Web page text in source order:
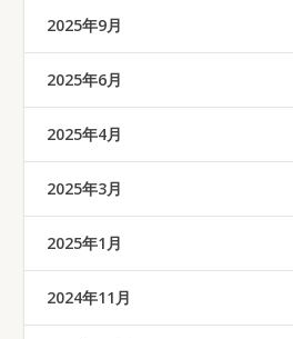
2025年9月
2025年6月
2025年4月
2025年3月
2025年1月
2024年11月